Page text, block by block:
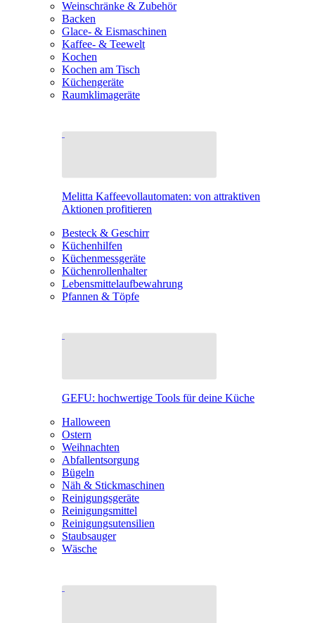
Weinschränke & Zubehör
Backen
Glace- & Eismaschinen
Kaffee- & Teewelt
Kochen
Kochen am Tisch
Küchengeräte
Raumklimageräte
Melitta Kaffeevollautomaten: von attraktiven
Aktionen profitieren
Besteck & Geschirr
Küchenhilfen
Küchenmessgeräte
Küchenrollenhalter
Lebensmittelaufbewahrung
Pfannen & Töpfe
GEFU: hochwertige Tools für deine Küche
Halloween
Ostern
Weihnachten
Abfallentsorgung
Bügeln
Näh & Stickmaschinen
Reinigungsgeräte
Reinigungsmittel
Reinigungsutensilien
Staubsauger
Wäsche